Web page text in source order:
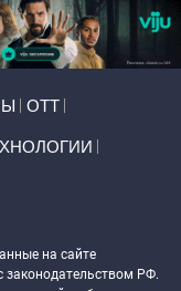
ОТТ
на сайте
законодательством РФ.